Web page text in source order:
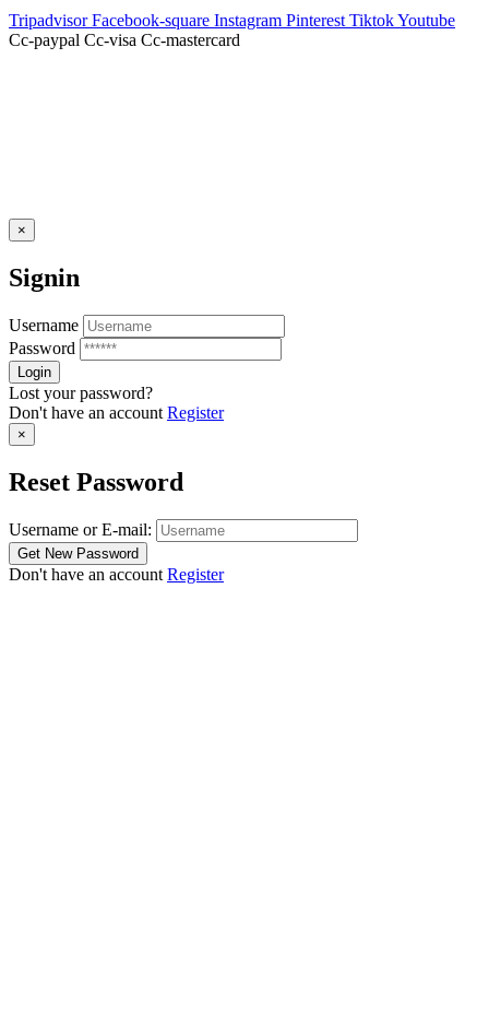
Tripadvisor Facebook-square Instagram Pinterest TiktokYoutube
Cc-paypal Cc-visa Cc-mastercard
×
Signin
Username
Password
Lost your password?
Don't have an account Register
×
Reset Password
Username or E-mail:
Don't have an account Register